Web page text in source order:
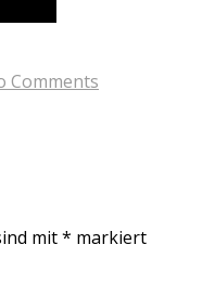
Comments
mit* markiert